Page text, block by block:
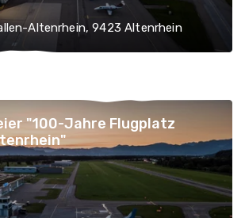
Altenrhein, 9423 Altenrhein
"100-Jahre Flugplatz